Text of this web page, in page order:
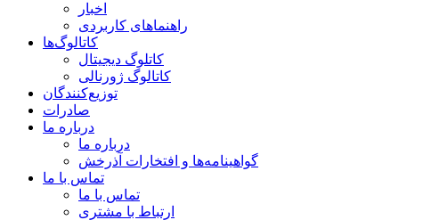
اخبار
راهنماهای کاربردی
کاتالوگ‌ها
کاتلوگ دیجیتال
کاتالوگ ژورنالی
توزیع‌کنندگان
صادرات
درباره ما
درباره ما
گواهینامه‌ها و افتخارات آذرخش
تماس با ما
تماس با ما
ارتباط با مشتری